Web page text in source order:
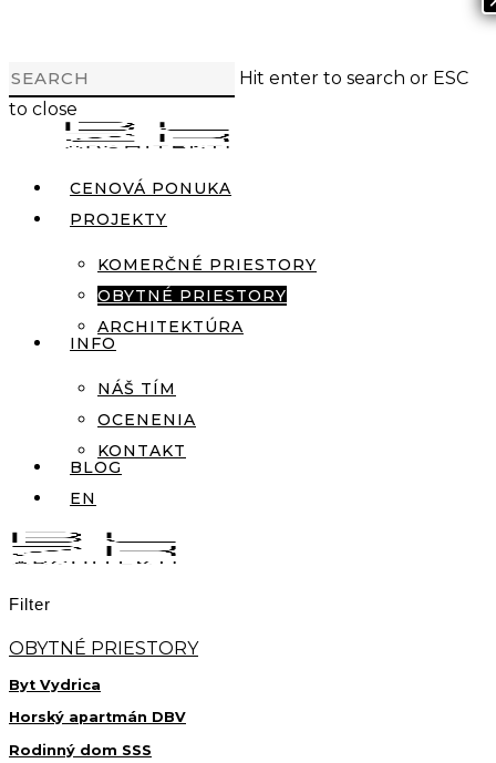
main
content
Hit enter to search or ESC
to close
Menu
CENOVÁ PONUKA
PROJEKTY
KOMERČNÉ PRIESTORY
OBYTNÉ PRIESTORY
ARCHITEKTÚRA
INFO
NÁŠ TÍM
OCENENIA
KONTAKT
BLOG
EN
Filter
OBYTNÉ PRIESTORY
Byt Vydrica
Horský apartmán DBV
Rodinný dom SSS